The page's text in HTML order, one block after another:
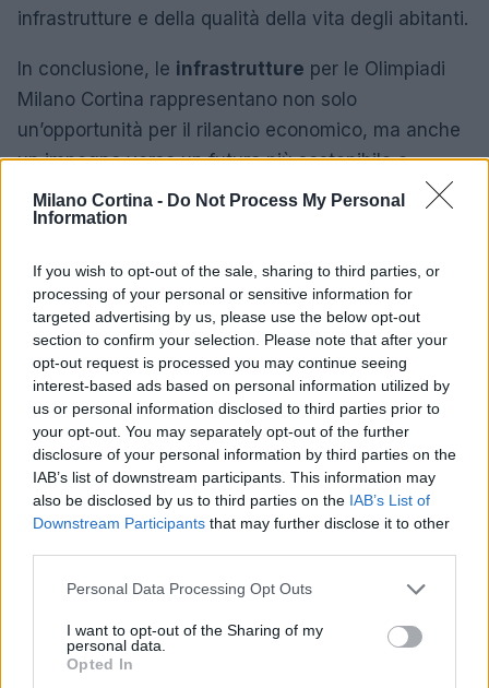
Milano Cortina - Do Not Process My Personal
Information
If you wish to opt-out of the sale, sharing to third parties, or
processing of your personal or sensitive information for
targeted advertising by us, please use the below opt-out
section to confirm your selection. Please note that after your
opt-out request is processed you may continue seeing
interest-based ads based on personal information utilized by
us or personal information disclosed to third parties prior to
your opt-out. You may separately opt-out of the further
disclosure of your personal information by third parties on the
IAB’s list of downstream participants. This information may
also be disclosed by us to third parties on the IAB’s List of
Downstream Participants that may further disclose it to other
Please note that this website/app uses one or more Google
not limited to your visit or usage behaviour. You may click to
grant or deny consent to Google and its third-party tags to
use your data for below specified purposes in below Google
Personal Data Processing Opt Outs
I want to opt-out of the Sharing of my
personal data.
Opted In
infrastrutture e della qualità della vita degli abitanti.
In conclusione, le infrastrutture per le Olimpiadi
Milano Cortina rappresentano non solo
un’opportunità per il rilancio economico, ma anche
un impegno verso un futuro più sostenibile e
connesso. Con l’attenzione globale rivolta a questo
evento, sarà fondamentale garantire che ogni
gestito con cura e responsabilità.
AUTORE
AiAdhubMedia